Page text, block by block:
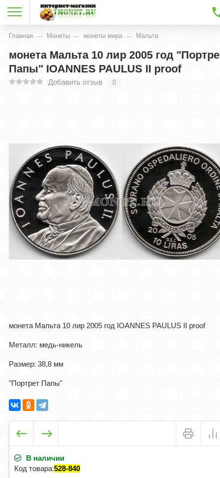
Главная Монеты монеты мира Мальта
монета Мальта 10 лир 2005 год
Папы" IOANNES PAULUS II proof
Добавить отзыв 0
монета Мальта 10 лир 2005 год IOANNES PAULUS II proof
Металл: медь-никель
Размер: 38,8 мм
"Портрет Папы"
В наличии
Код товара:528-840